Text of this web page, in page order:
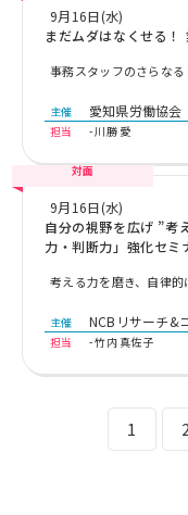
9月16日(水)
まだムダはなくせる！
事務スタッフのさらなる
主催 愛知県労働協会
担当 - 川勝 愛
対面
9月16日(水)
自分の視野を広げ ”考
力・判断力」強化セミ
考える力を磨き、自律
主催 NCBリサーチ&
担当 - 竹内 真佐子
1 2